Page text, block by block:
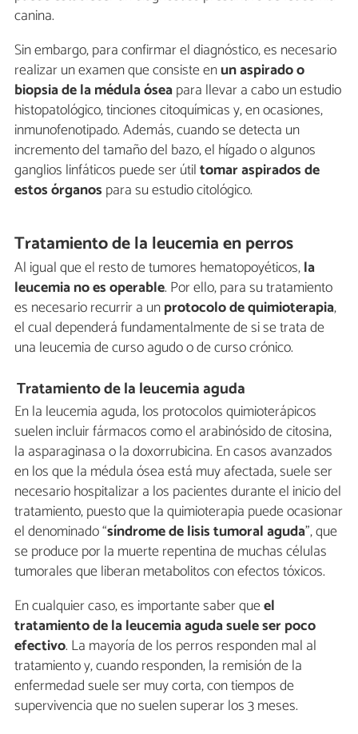
canina.
Sin embargo, para confirmar el diagnóstico, es necesario
realizar un examen que consiste enun aspirado o
biopsia de la médula óseapara llevar a cabo un estudio
histopatológico, tinciones citoquímicas y, en ocasiones,
inmunofenotipado. Además, cuando se detecta un
incremento del tamaño del bazo, el hígado o algunos
ganglios linfáticos puede ser útiltomar aspirados de
estos órganos para su estudio citológico.
Tratamiento de la leucemia en perros
Al igual que el resto de tumores hematopoyéticos,la
leucemia no es operable. Por ello, para su tratamiento
es necesario recurrir a unprotocolo de quimioterapia,
el cual dependerá fundamentalmente de si se trata de
una leucemia de curso agudo o de curso crónico.
Tratamiento de la leucemia aguda
En la leucemia aguda, los protocolos quimioterápicos
suelen incluir fármacos como el arabinósido de citosina,
la asparaginasa o la doxorrubicina. En casos avanzados
en los que la médula ósea está muy afectada, suele ser
necesario hospitalizar a los pacientes durante el inicio del
tratamiento, puesto que la quimioterapia puede ocasionar
el denominado “síndrome de lisis tumoral aguda”, que
se produce por la muerte repentina de muchas células
tumorales que liberan metabolitos con efectos tóxicos.
En cualquier caso, es importante saber queel
tratamiento de la leucemia aguda suele ser poco
efectivo. La mayoría de los perros responden mal al
tratamiento y, cuando responden, la remisión de la
enfermedad suele ser muy corta, con tiempos de
supervivencia que no suelen superar los 3 meses.